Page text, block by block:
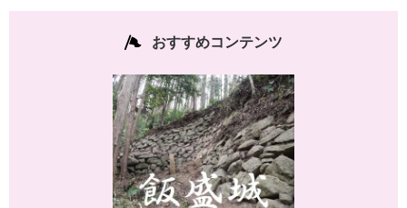
おすすめコンテンツ